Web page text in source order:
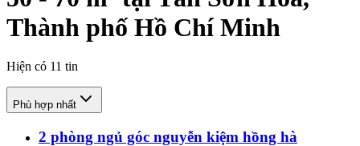
Thành phố Hồ Chí Minh
Hiện có 11 tin
Phù hợp nhất
2 phòng ngủ góc nguyễn kiệm hồng hà